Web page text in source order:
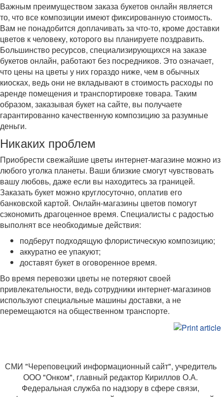
Важным преимуществом заказа букетов онлайн является
то, что все композиции имеют фиксированную стоимость.
Вам не понадобится доплачивать за что-то, кроме доставки
цветов к человеку, которого вы планируете поздравить.
Большинство ресурсов, специализирующихся на заказе
букетов онлайн, работают без посредников. Это означает,
что цены на цветы у них гораздо ниже, чем в обычных
киосках, ведь они не вкладывают в стоимость расходы по
аренде помещения и транспортировке товара. Таким
образом, заказывая букет на сайте, вы получаете
гарантированно качественную композицию за разумные
деньги.
Никаких проблем
Приобрести свежайшие цветы интернет-магазине можно из
любого уголка планеты. Ваши близкие смогут чувствовать
вашу любовь, даже если вы находитесь за границей.
Заказать букет можно круглосуточно, оплатив его
банковской картой. Онлайн-магазины цветов помогут
сэкономить драгоценное время. Специалисты с радостью
выполнят все необходимые действия:
подберут подходящую флористическую композицию;
аккуратно ее упакуют;
доставят букет в оговоренное время.
Во время перевозки цветы не потеряют своей
привлекательности, ведь сотрудники интернет-магазинов
используют специальные машины доставки, а не
перемещаются на общественном транспорте.
СМИ "Череповецкий информационный сайт", учредитель
ООО "Онком", главный редактор Кириллов О.А.
Федеральная служба по надзору в сфере связи,